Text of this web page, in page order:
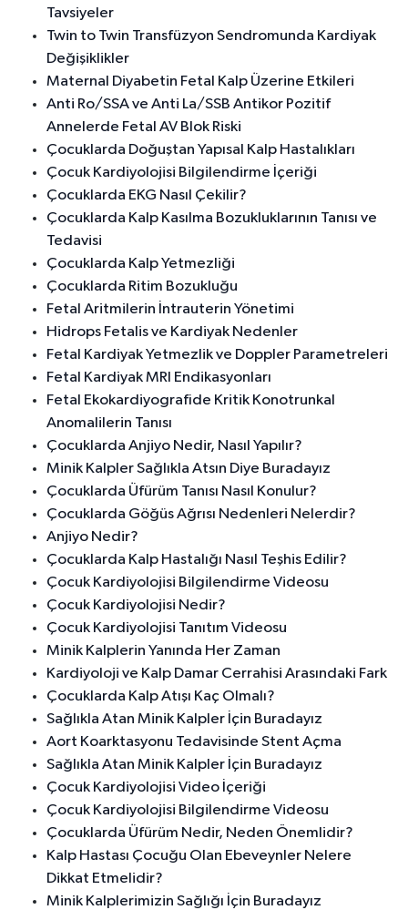
Tavsiyeler
Twin to Twin Transfüzyon Sendromunda Kardiyak
Değişiklikler
Maternal Diyabetin Fetal Kalp Üzerine Etkileri
Anti Ro/SSA ve Anti La/SSB Antikor Pozitif
Annelerde Fetal AV Blok Riski
Çocuklarda Doğuştan Yapısal Kalp Hastalıkları
Çocuk Kardiyolojisi Bilgilendirme İçeriği
Çocuklarda EKG Nasıl Çekilir?
Çocuklarda Kalp Kasılma Bozukluklarının Tanısı ve
Tedavisi
Çocuklarda Kalp Yetmezliği
Çocuklarda Ritim Bozukluğu
Fetal Aritmilerin İntrauterin Yönetimi
Hidrops Fetalis ve Kardiyak Nedenler
Fetal Kardiyak Yetmezlik ve Doppler Parametreleri
Fetal Kardiyak MRI Endikasyonları
Fetal Ekokardiyografide Kritik Konotrunkal
Anomalilerin Tanısı
Çocuklarda Anjiyo Nedir, Nasıl Yapılır?
Minik Kalpler Sağlıkla Atsın Diye Buradayız
Çocuklarda Üfürüm Tanısı Nasıl Konulur?
Çocuklarda Göğüs Ağrısı Nedenleri Nelerdir?
Anjiyo Nedir?
Çocuklarda Kalp Hastalığı Nasıl Teşhis Edilir?
Çocuk Kardiyolojisi Bilgilendirme Videosu
Çocuk Kardiyolojisi Nedir?
Çocuk Kardiyolojisi Tanıtım Videosu
Minik Kalplerin Yanında Her Zaman
Kardiyoloji ve Kalp Damar Cerrahisi Arasındaki Fark
Çocuklarda Kalp Atışı Kaç Olmalı?
Sağlıkla Atan Minik Kalpler İçin Buradayız
Aort Koarktasyonu Tedavisinde Stent Açma
Sağlıkla Atan Minik Kalpler İçin Buradayız
Çocuk Kardiyolojisi Video İçeriği
Çocuk Kardiyolojisi Bilgilendirme Videosu
Çocuklarda Üfürüm Nedir, Neden Önemlidir?
Kalp Hastası Çocuğu Olan Ebeveynler Nelere
Dikkat Etmelidir?
Minik Kalplerimizin Sağlığı İçin Buradayız